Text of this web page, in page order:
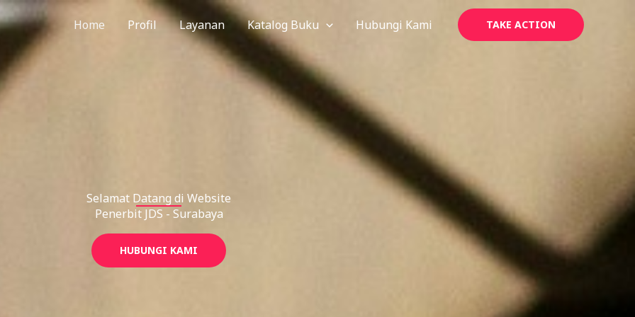
Home Profil Layanan Katalog Buku Hubungi Kami TAKE ACTION
Selamat Datang di Website
Penerbit JDS - Surabaya
HUBUNGI KAMI